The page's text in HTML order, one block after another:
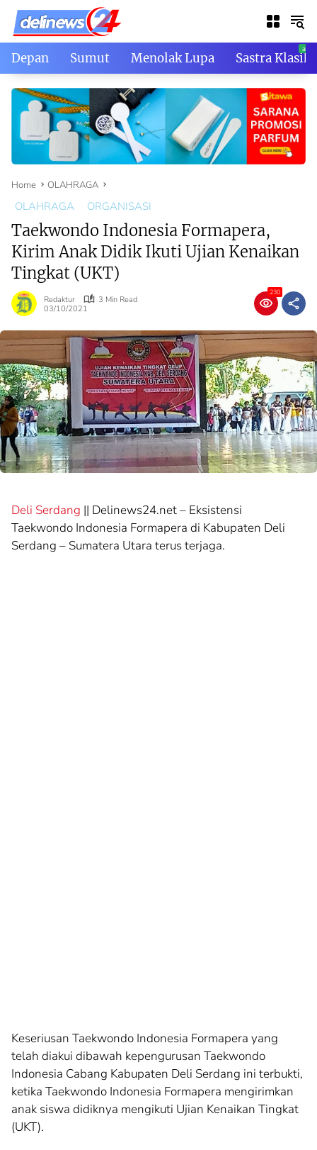
Skip
content
Depan Sumut Menolak Lupa Sastra Klasik
Home OLAHRAGA
OLAHRAGA ORGANISASI
Taekwondo Indonesia Formapera,
Kirim Anak Didik Ikuti Ujian Kenaikan
Tingkat (UKT)
Redaktur
3 Min Read
03/10/2021
230
Deli Serdang || Delinews24.net – Eksistensi
Taekwondo Indonesia Formapera di Kabupaten Deli
Serdang – Sumatera Utara terus terjaga.
Keseriusan Taekwondo Indonesia Formapera yang
telah diakui dibawah kepengurusan Taekwondo
Indonesia Cabang Kabupaten Deli Serdang ini terbukti,
ketika Taekwondo Indonesia Formapera mengirimkan
anak siswa didiknya mengikuti Ujian Kenaikan Tingkat
(UKT).